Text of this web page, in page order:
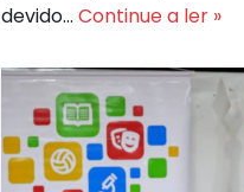
devido… Continue a ler »